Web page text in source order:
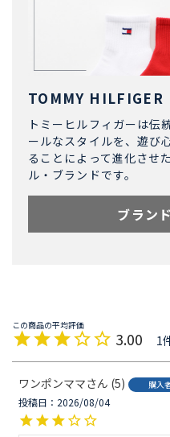
TOMMY HILFIGER
トミーヒルフィガーは伝
ールなスタイルを、遊び
ることによって進化させ
ル・ブランドです。
ブラン
3.00 1
ワンポンママ 5 購入
投稿日
2026/08/04